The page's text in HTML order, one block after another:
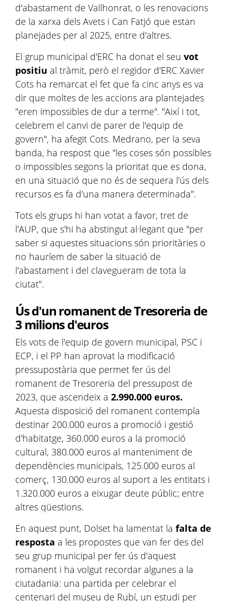
d'abastament de Vallhonrat, o les renovacions
de la xarxa dels Avets i Can Fatjó que estan
planejades per al 2025, entre d'altres.
El grup municipal d'ERC ha donat el seu vot
positiu al tràmit, però el regidor d'ERC Xavier
Cots ha remarcat el fet que fa cinc anys es va
dir que moltes de les accions ara plantejades
"eren impossibles de dur a terme". "Així i tot,
celebrem el canvi de parer de l'equip de
govern", ha afegit Cots. Medrano, per la seva
banda, ha respost que "les coses són possibles
o impossibles segons la prioritat que es dona,
en una situació que no és de sequera l'ús dels
recursos es fa d'una manera determinada".
Tots els grups hi han votat a favor, tret de
l'AUP, que s'hi ha abstingut al·legant que "per
saber si aquestes situacions són prioritàries o
no hauríem de saber la situació de
l'abastament i del clavegueram de tota la
ciutat".
Ús d'un romanent de Tresoreria de
3 milions d'euros
Els vots de l'equip de govern municipal, PSC i
ECP, i el PP han aprovat la modificació
pressupostària que permet fer ús del
romanent de Tresoreria del pressupost de
2023, que ascendeix a 2.990.000 euros.
Aquesta disposició del romanent contempla
destinar 200.000 euros a promoció i gestió
d'habitatge, 360.000 euros a la promoció
cultural, 380.000 euros al manteniment de
dependències municipals, 125.000 euros al
comerç, 130.000 euros al suport a les entitats i
1.320.000 euros a eixugar deute públic; entre
altres qüestions.
En aquest punt, Dolset ha lamentat la falta de
resposta a les propostes que van fer des del
seu grup municipal per fer ús d'aquest
romanent i ha volgut recordar algunes a la
ciutadania: una partida per celebrar el
centenari del museu de Rubí, un estudi per